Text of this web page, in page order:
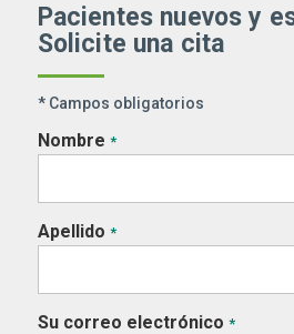
Pacientes nuevos y
Solicite una cita
* Campos obligatorios
Nombre *
Apellido *
Su correo electrónico *